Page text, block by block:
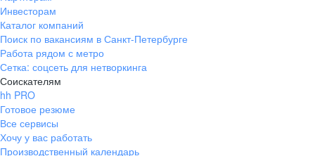
Инвесторам
Каталог компаний
Поиск по вакансиям в Санкт-Петербурге
Работа рядом с метро
Сетка: соцсеть для нетворкинга
Соискателям
hh PRO
Готовое резюме
Все сервисы
Хочу у вас работать
Производственный календарь